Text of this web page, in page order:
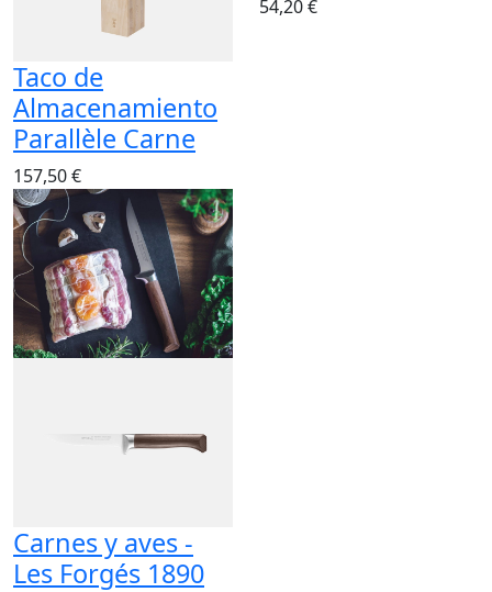
Taco de
Almacenamiento
Parallèle Carne
157,50 €
54,20 €
Carnes y aves -
Les Forgés 1890